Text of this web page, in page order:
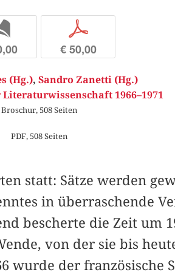
p
€ 50,00
(Hg.), Sandro Zanetti (Hg.)
1966–1971
Broschur, 508 Seiten
PDF, 508 Seiten
statt: Sätze werden
in überraschende
bescherte die Zeit um
von der sie bis
wurde der französische